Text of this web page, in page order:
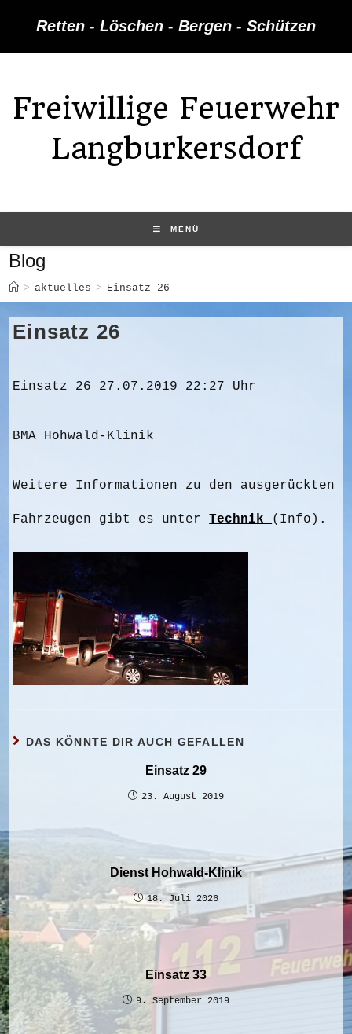
Retten - Löschen - Bergen - Schützen
Freiwillige Feuerwehr
Langburkersdorf
MENÜ
Blog
> aktuelles > Einsatz 26
Einsatz 26
Einsatz 26 27.07.2019 22:27 Uhr
BMA Hohwald-Klinik
Weitere Informationen zu den ausgerückten
Fahrzeugen gibt es unterTechnik (Info).
DAS KÖNNTE DIR AUCH GEFALLEN
Einsatz 29
23. August 2019
Dienst Hohwald-Klinik
18. Juli 2026
Einsatz 33
9. September 2019